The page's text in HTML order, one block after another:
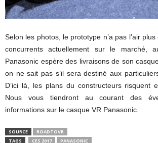
Selon les photos, le prototype n’a pas l’air
concurrents actuellement sur le marché,
Panasonic espère des livraisons de son
on ne sait pas s’il sera destiné aux
D’ici là, les plans du constructeurs risquent
Nous vous tiendront au courant des
informations sur le casque VR Panasonic.
SOURCE
ROADTOVR
TAGS
CES 2017 PANASONIC